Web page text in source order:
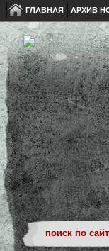
ГЛАВНАЯ АРХИВ